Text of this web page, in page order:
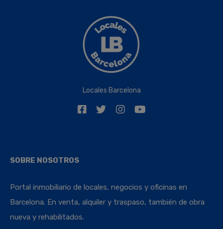
Locales Barcelona
SOBRE NOSOTROS
Portal inmobiliario de locales, negocios y oficinas en
Barcelona. En venta, alquiler y traspaso, también de obra
nueva y rehabilitados.